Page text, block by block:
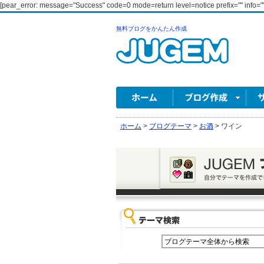
[pear_error: message="Success" code=0 mode=return level=notice prefix=""
無料ブログをかんたん作成
ホーム > ブログテーマ > お酒 > ワイン